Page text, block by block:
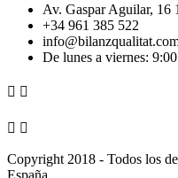
Av. Gaspar Aguilar, 16
+34 961 385 522
De lunes a viernes:
 
 
Copyright 2018 - Todos los
España